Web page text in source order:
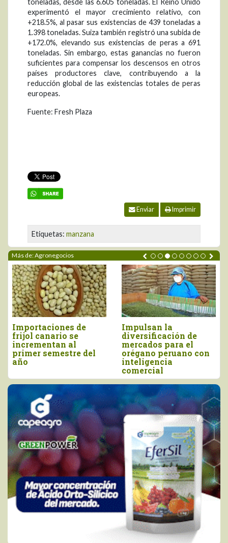
toneladas, desde las 6.605 toneladas. El Reino Unido
experimentó el mayor crecimiento relativo, con
+218.5%, al pasar sus existencias de 439 toneladas a
1.398 toneladas. Suiza también registró una subida de
+172.0%, elevando sus existencias de peras a 691
toneladas. Sin embargo, estas ganancias no fueron
suficientes para compensar los descensos en otros
países productores clave, contribuyendo a la
reducción global de las existencias totales de peras
europeas.
Fuente: Fresh Plaza
Enviar Imprimir
Etiquetas: manzana
Más de: Agronegocios
Perú importó vino por
más de US$ 16,4
millones, entre enero
y junio
Tres pilares para
impulsar la
competitividad del
agro peruano